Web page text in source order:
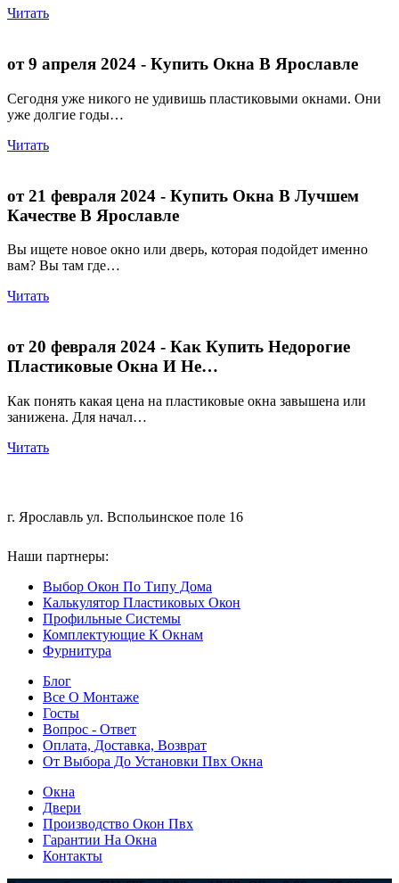
Читать
от 9 апреля 2024 - Купить Окна В Ярославле
Сегодня уже никого не удивишь пластиковыми окнами. Они
уже долгие годы…
Читать
от 21 февраля 2024 - Купить Окна В Лучшем
Качестве В Ярославле
Вы ищете новое окно или дверь, которая подойдет именно
вам? Вы там где…
Читать
от 20 февраля 2024 - Как Купить Недорогие
Пластиковые Окна И Не…
Как понять какая цена на пластиковые окна завышена или
занижена. Для начал…
Читать
г. Ярославль ул. Вспольинское поле 16
Наши партнеры:
Выбор Окон По Типу Дома
Калькулятор Пластиковых Окон
Профильные Системы
Комплектующие К Окнам
Фурнитура
Блог
Все О Монтаже
Госты
Вопрос - Ответ
Оплата, Доставка, Возврат
От Выбора До Установки Пвх Окна
Окна
Двери
Производство Окон Пвх
Гарантии На Окна
Контакты